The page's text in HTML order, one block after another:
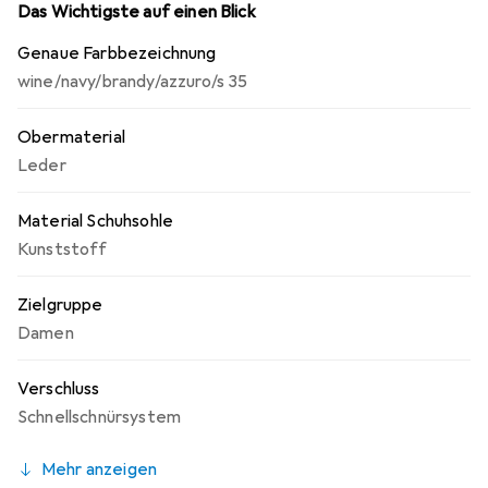
Das Wichtigste auf einen Blick
Genaue Farbbezeichnung
wine/navy/brandy/azzuro/s 35
Obermaterial
Leder
Material Schuhsohle
Kunststoff
Zielgruppe
Damen
Verschluss
Schnellschnürsystem
Mehr anzeigen